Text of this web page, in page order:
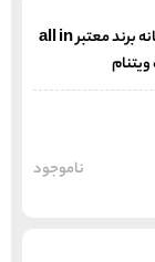
شورت ورزشی زنانه برند معتبر all in
ناموجود